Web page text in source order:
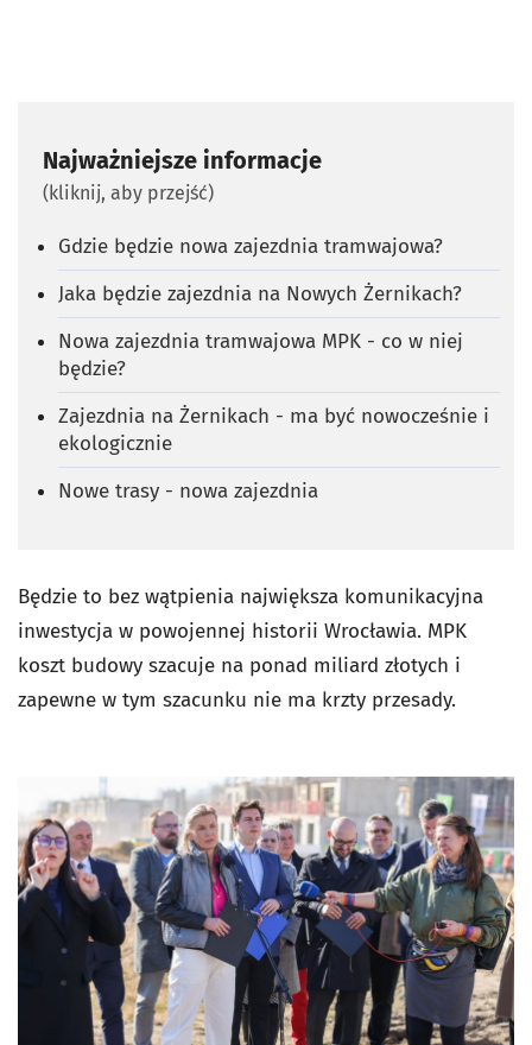
Najważniejsze informacje
(kliknij, aby przejść)
Gdzie będzie nowa zajezdnia tramwajowa?
Jaka będzie zajezdnia na Nowych Żernikach?
Nowa zajezdnia tramwajowa MPK - co w niej
będzie?
Zajezdnia na Żernikach - ma być nowocześnie i
ekologicznie
Nowe trasy - nowa zajezdnia
Będzie to bez wątpienia największa komunikacyjna
inwestycja w powojennej historii Wrocławia. MPK
koszt budowy szacuje na ponad miliard złotych i
zapewne w tym szacunku nie ma krzty przesady.